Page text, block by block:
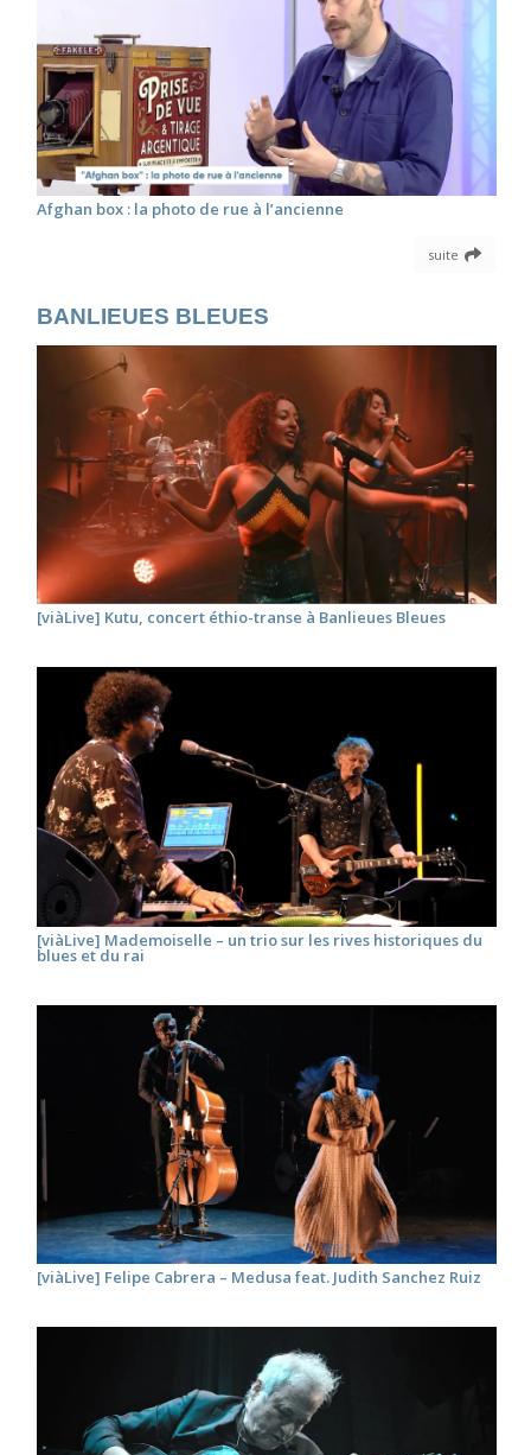
Afghan box : la photo de rue à l’ancienne
suite
BANLIEUES BLEUES
[viàLive] Kutu, concert éthio-transe à Banlieues Bleues
[viàLive] Mademoiselle – un trio sur les rives historiques du
blues et du rai
[viàLive] Felipe Cabrera – Medusa feat. Judith Sanchez Ruiz